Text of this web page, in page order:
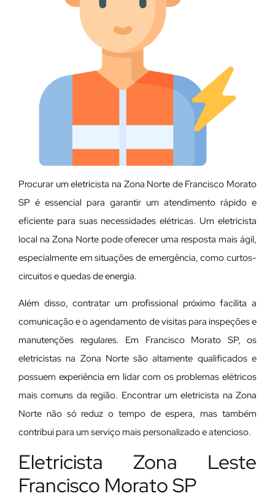
Procurar um eletricista na Zona Norte de Francisco Morato
SP é essencial para garantir um atendimento rápido e
eficiente para suas necessidades elétricas. Um eletricista
local na Zona Norte pode oferecer uma resposta mais ágil,
especialmente em situações de emergência, como curtos-
circuitos e quedas de energia.
Além disso, contratar um profissional próximo facilita a
comunicação e o agendamento de visitas para inspeções e
manutenções regulares. Em Francisco Morato SP, os
eletricistas na Zona Norte são altamente qualificados e
possuem experiência em lidar com os problemas elétricos
mais comuns da região. Encontrar um eletricista na Zona
Norte não só reduz o tempo de espera, mas também
contribui para um serviço mais personalizado e atencioso.
Eletricista Zona Leste
Francisco Morato SP